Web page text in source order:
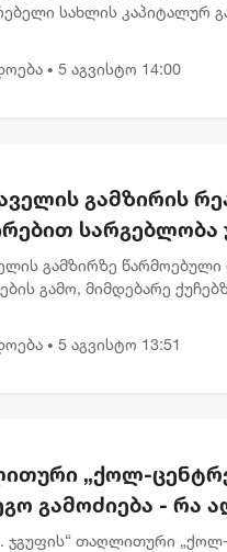
სახლის კაპიტალურ
• 5 აგვისტო 14:00
გამზირის
სარგებლობა
გამზირზე წარმოებული
გამო, მიმდებარე
გადასასვლელე...
• 5 აგვისტო 13:51
„ქოლ-
გამოძიება - რა
ჯგუფის“ თაღლითური „ქოლ-